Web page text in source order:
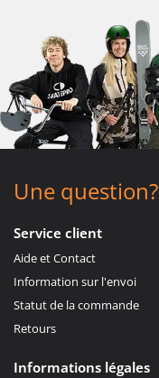
Une question?
Service client
Aide et Contact
Information sur l'envoi
Statut de la commande
Retours
Informations légales